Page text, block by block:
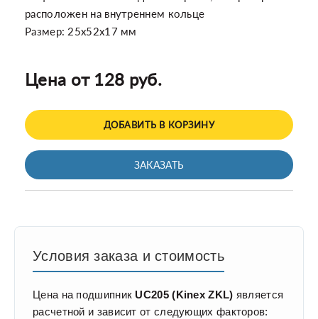
расположен на внутреннем кольце
Размер: 25x52x17 мм
Цена от 128 руб.
ДОБАВИТЬ В КОРЗИНУ
ЗАКАЗАТЬ
Условия заказа и стоимость
Цена на подшипник UC205 (Kinex ZKL) является
расчетной и зависит от следующих факторов: